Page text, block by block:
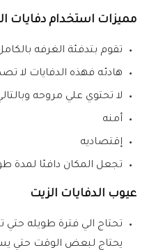
مميزات استخدام دفايات
تقوم بتدفئة الغرفه
هادئه فهذه الدفايات لا
لا تحتوي علي مروحه
أمنه
إقتصاديه
تجعل المكان دافئا لمدة
عيوب الدفايات الزيت
تحتاج الي فترة طويله حتي
يحتاج لبعض الوقت حتي